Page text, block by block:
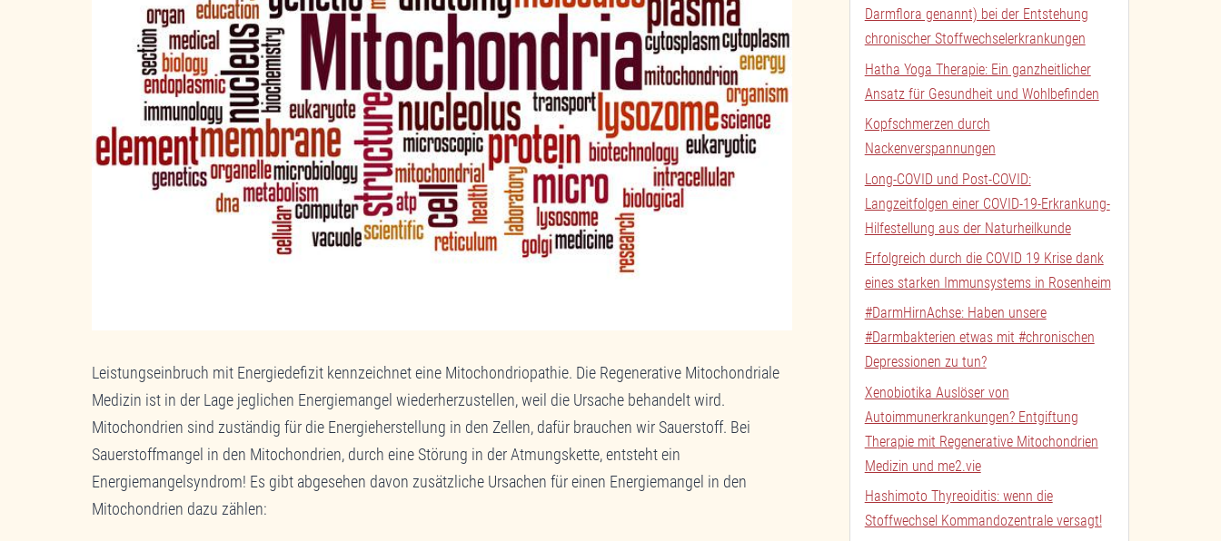
Leistungseinbruch mit Energiedefizit kennzeichnet eine Mitochondriopathie. Die Regenerative Mitochondriale
Medizin ist in der Lage jeglichen Energiemangel wiederherzustellen, weil die Ursache behandelt wird.
Mitochondrien sind zuständig für die Energieherstellung in den Zellen, dafür brauchen wir Sauerstoff. Bei
Sauerstoffmangel in den Mitochondrien, durch eine Störung in der Atmungskette, entsteht ein
Energiemangelsyndrom! Es gibt abgesehen davon zusätzliche Ursachen für einen Energiemangel in den
Mitochondrien dazu zählen:
Darmflora genannt) bei der Entstehung
chronischer Stoffwechselerkrankungen
Hatha Yoga Therapie: Ein ganzheitlicher
Ansatz für Gesundheit und Wohlbefinden
Kopfschmerzen durch
Nackenverspannungen
Long-COVID und Post-COVID:
Langzeitfolgen einer COVID-19-Erkrankung-
Hilfestellung aus der Naturheilkunde
Erfolgreich durch die COVID 19 Krise dank
eines starken Immunsystems in Rosenheim
#DarmHirnAchse: Haben unsere
#Darmbakterien etwas mit #chronischen
Depressionen zu tun?
Xenobiotika Auslöser von
Autoimmunerkrankungen? Entgiftung
Therapie mit Regenerative Mitochondrien
Medizin und me2.vie
Hashimoto Thyreoiditis: wenn die
Stoffwechsel Kommandozentrale versagt!